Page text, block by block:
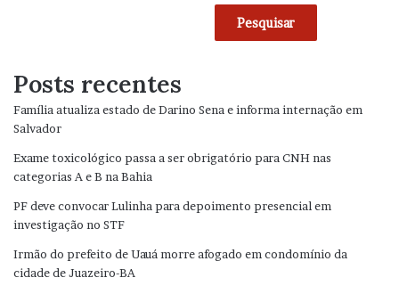
Pesquisar
Posts recentes
Família atualiza estado de Darino Sena e informa internação em
Salvador
Exame toxicológico passa a ser obrigatório para CNH nas
categorias A e B na Bahia
PF deve convocar Lulinha para depoimento presencial em
investigação no STF
Irmão do prefeito de Uauá morre afogado em condomínio da
cidade de Juazeiro-BA